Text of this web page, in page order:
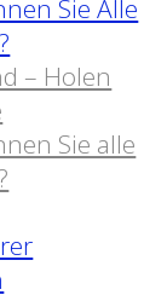
– Holen
Sie alle